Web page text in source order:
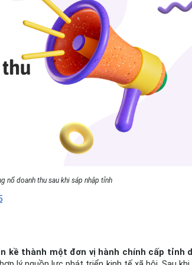
nổ doanh thu sau khi sáp nhập tỉnh
kề thành một đơn vị hành chính cấp tỉnh